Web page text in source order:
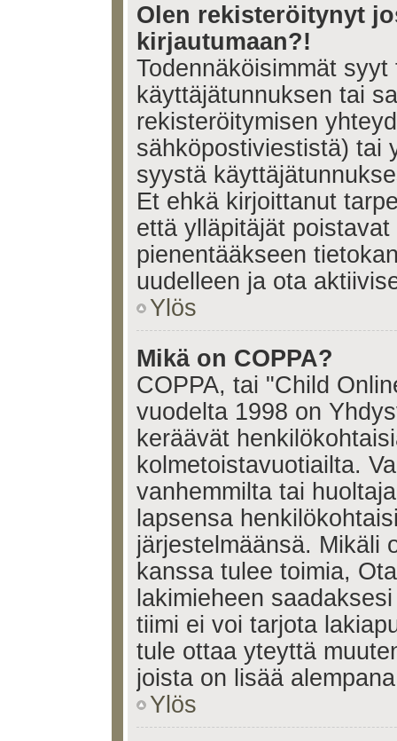
Olen rekisteröitynyt
kirjautumaan?!
Todennäköisimmät
käyttäjätunnuksen tai
rekisteröitymisen
sähköpostiviestistä) tai
syystä
Et ehkä kirjoittanut
että ylläpitäjät
pienentääkseen
uudelleen ja ota
Ylös
Mikä on COPPA?
COPPA, tai "Child
vuodelta 1998 on
keräävät
kolmetoistavuotiailta.
vanhemmilta tai
lapsensa
järjestelmäänsä. Mikäli
kanssa tulee toimia,
lakimieheen
tiimi ei voi tarjota
tule ottaa yteyttä
joista on lisää
Ylös